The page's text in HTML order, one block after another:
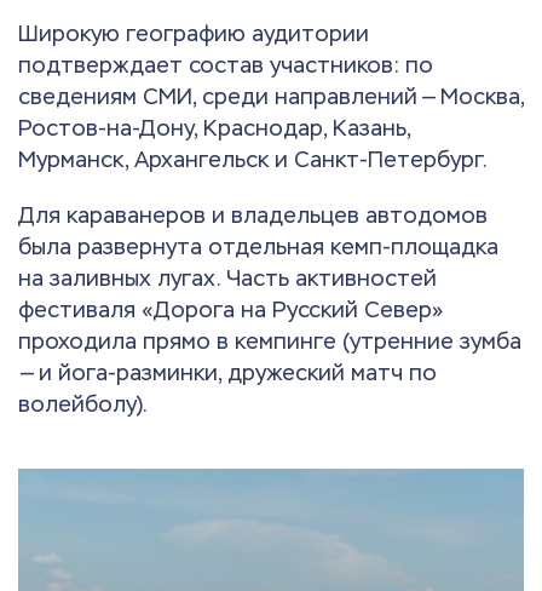
Широкую географию аудитории
подтверждает состав участников: по
сведениям СМИ, среди направлений — Москва,
Ростов-на-Дону, Краснодар, Казань,
Мурманск, Архангельск и Санкт-Петербург.
Для караванеров и владельцев автодомов
была развернута отдельная кемп-площадка
на заливных лугах. Часть активностей
фестиваля «Дорога на Русский Север»
проходила прямо в кемпинге (утренние зумба
— и йога-разминки, дружеский матч по
волейболу).